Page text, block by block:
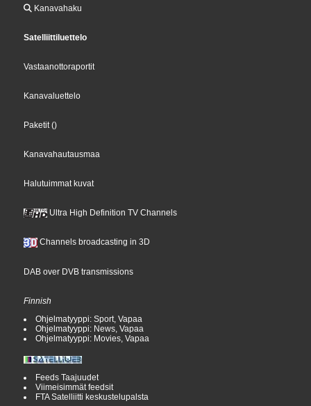
Kanavahaku
Satelliittiluettelo
Vastaanottoraportit
Kanavaluettelo
Paketit ()
Kanavahautausmaa
Halutuimmat kuvat
Ultra High Definition TV Channels
Channels broadcasting in 3D
DAB over DVB transmissions
Finnish
Ohjelmatyyppi: Sport, Vapaa
Ohjelmatyyppi: News, Vapaa
Ohjelmatyyppi: Movies, Vapaa
Feeds Taajuudet
Viimeisimmät feedsit
FTA Satelliitti keskustelupalsta